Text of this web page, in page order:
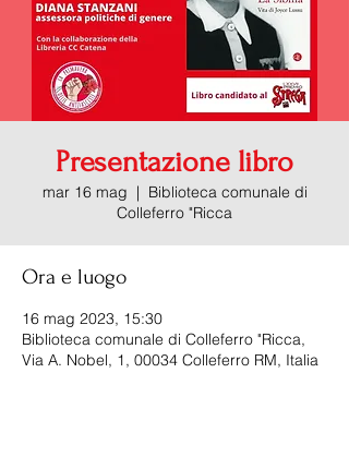
Presentazione libro
mar 16 mag
  |
Biblioteca comunale di
Colleferro "Ricca
Ora e luogo
16 mag 2023, 15:30
Biblioteca comunale di Colleferro "Ricca,
Via A. Nobel, 1, 00034 Colleferro RM, Italia